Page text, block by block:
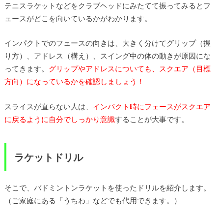
テニスラケットなどをクラブヘッドにみたてて振ってみるとフ
ェースがどこを向いているかがわかります。
インパクトでのフェースの向きは、大きく分けてグリップ（握
り方）、アドレス（構え）、スイング中の体の動きが原因にな
ってきます。 グリップやアドレスについても、スクエア（目標
方向）になっているかを確認しましょう！
スライスが直らない人は、 インパクト時にフェースがスクエア
に戻るように自分でしっかり意識することが大事です。
ラケットドリル
そこで、バドミントンラケットを使ったドリルを紹介します。
（ご家庭にある「うちわ」などでも代用できます。）